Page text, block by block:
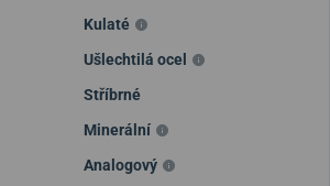
Kulaté
Ušlechtilá ocel
Stříbrné
Minerální
Analogový